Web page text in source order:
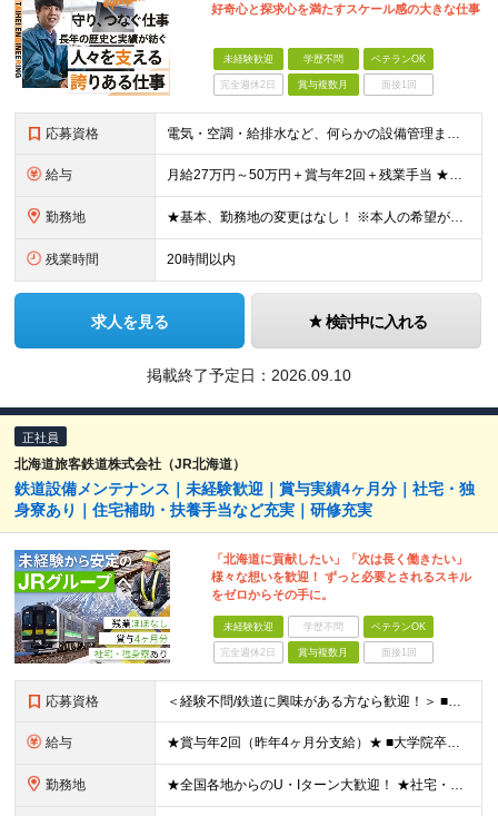
好奇心と探求心を満たすスケール感の大きな仕事
未経験歓迎 学歴不問 ベテランOK
完全週休2日 賞与複数月 面接1回
応募資格 電気・空調・給排水など、何らかの設備管理または設備施工の実務経験をお持ちの方 ※学歴不問 ＜こんな方にピッタリです♪＞ ◎安定企業で腰を据えてキャリアを築きたい方 ◎頑張りが給与で還元される場所で働
給与 月給27万円～50万円＋賞与年2回＋残業手当 ★マネジメント経験をお持ちの方は… 月給35万円～50万円＋賞与年2回＋残業手当 ※月給は、スキルや経験、能力に応じて決定します ※時間外手当は別途全
勤務地 ★基本、勤務地の変更はなし！ ※本人の希望がない場合 ★埼玉／千葉から通う社員も多数活躍中！ ◆東京エリア 目黒区駒場4-6-1（東大先端科学技研センター） 港区台場2丁目6-1（グランドニッコー東
残業時間 20時間以内
求人を見る 検討中に入れる
掲載終了予定日： 2026.09.10
正社員
北海道旅客鉄道株式会社（JR北海道）
鉄道設備メンテナンス｜未経験歓迎｜賞与実績4ヶ月分｜社宅・独
身寮あり｜住宅補助・扶養手当など充実｜研修充実
「北海道に貢献したい」「次は長く働きたい」
様々な想いを歓迎！ ずっと必要とされるスキル
をゼロからその手に。
未経験歓迎 学歴不問 ベテランOK
完全週休2日 賞与複数月 面接1回
応募資格 ＜経験不問/鉄道に興味がある方なら歓迎！＞ ■高卒以上 ■社会人経験がある方 ※住宅補給金制度あり ※業種・職種未経験歓迎 ※第二新卒歓迎 ※社会人経験10年以上歓迎
給与 ★賞与年2回（昨年4ヶ月分支給）★ ■大学院卒：月給22万7,226円以上 ■大学卒：月給21万5,690円以上 ■高専卒：月給20万6,317円以上 ■高卒以上：月給19万8,489円以上 ※上記
勤務地 ★全国各地からのU・Iターン大歓迎！ ★社宅・独身寮、住宅補給金あり ※転居を伴う転勤あり ※希望者は社宅及び独身寮（30歳年度末まで）に入居可能 JR北海道が運営する北海道内各地の 運転所・工場・